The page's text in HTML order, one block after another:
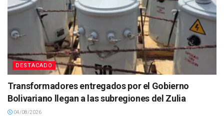
DESTACADO
Transformadores entregados por el Gobierno
Bolivariano llegan a las subregiones del Zulia
04/08/2026